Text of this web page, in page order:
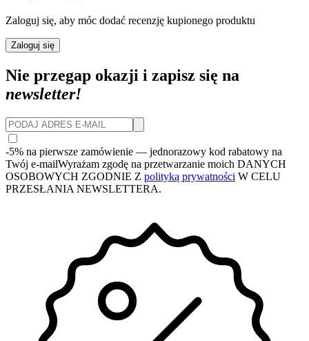
Zaloguj się, aby móc dodać recenzję kupionego produktu
Zaloguj się
Nie przegap okazji i zapisz się na
newsletter!
-5% na pierwsze zamówienie — jednorazowy kod rabatowy na
Twój e-mailWyrażam zgodę na przetwarzanie moich DANYCH
OSOBOWYCH ZGODNIE Z polityką prywatności W CELU
PRZESŁANIA NEWSLETTERA.